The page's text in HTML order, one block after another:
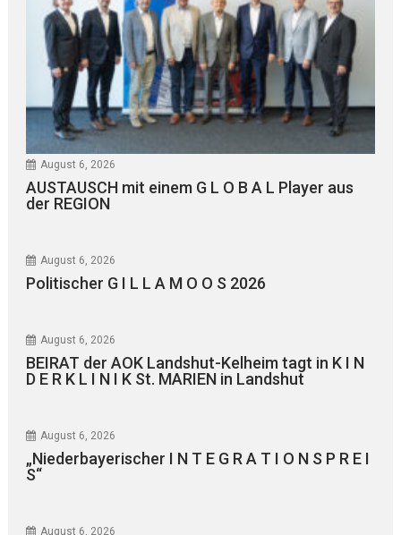
August 6, 2026
AUSTAUSCH mit einem G L O B A L Player aus
der REGION
August 6, 2026
Politischer G I L L A M O O S 2026
August 6, 2026
BEIRAT der AOK Landshut-Kelheim tagt in K I N
D E R K L I N I K St. MARIEN in Landshut
August 6, 2026
„Niederbayerischer I N T E G R A T I O N S P R E I
S“
August 6, 2026